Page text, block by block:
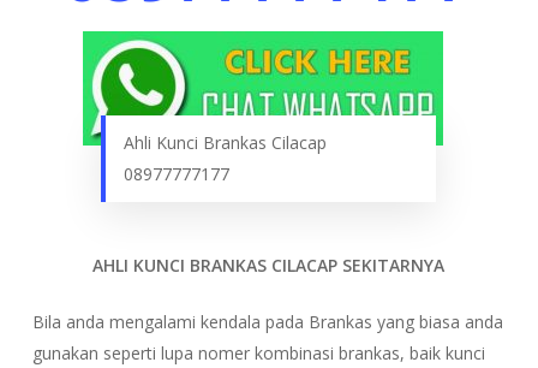
Ahli Kunci Brankas Cilacap
08977777177
AHLI KUNCI BRANKAS CILACAP SEKITARNYA
Bila anda mengalami kendala pada Brankas yang biasa anda
gunakan seperti lupa nomer kombinasi brankas, baik kunci